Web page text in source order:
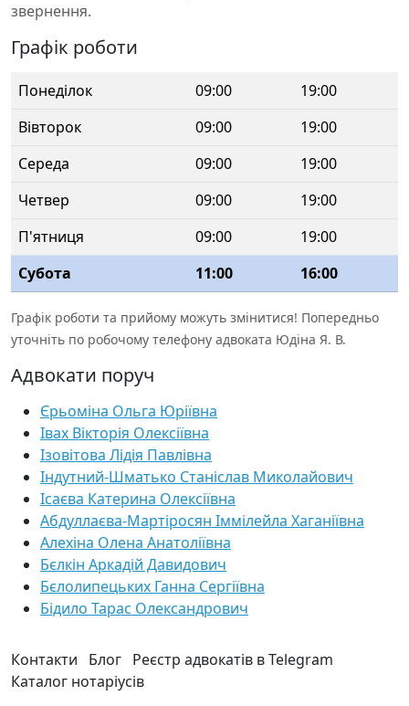
звернення.
Графік роботи
Понеділок 09:00
19:00
Вівторок
09:00
19:00
Середа
09:00
19:00
Четвер
09:00
19:00
П'ятниця
09:00
19:00
Субота
11:00 16:00
Графік роботи та прийому можуть змінитися! Попередньо
уточніть по робочому телефону адвоката Юдіна Я. В.
Адвокати поруч
Єрьоміна Ольга Юріївна
Івах Вікторія Олексіївна
Ізовітова Лідія Павлівна
Індутний-Шматько Станіслав Миколайович
Ісаєва Катерина Олексіївна
Абдуллаєва-Мартіросян Іммілейла Хаганіївна
Алехіна Олена Анатоліївна
Бєлкін Аркадій Давидович
Бєлолипецьких Ганна Сергіївна
Бідило Тарас Олександрович
Контакти Блог Реєстр адвокатів в Telegram
Каталог нотаріусів